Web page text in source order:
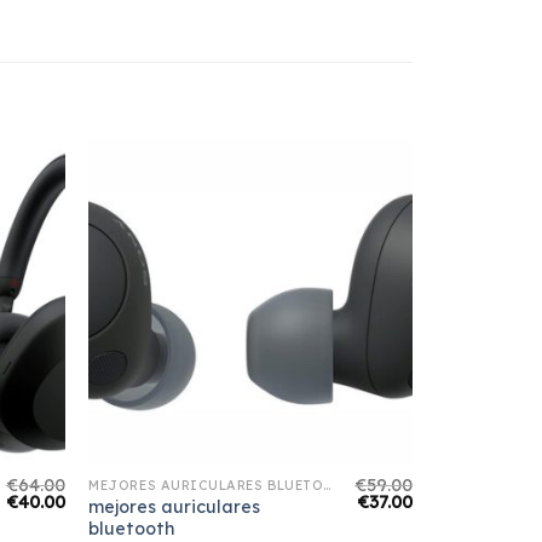
€64.00
€40.00
MEJORES AURICULARES BLUETOOTH
mejores auriculares
bluetooth
€59.00
€37.00